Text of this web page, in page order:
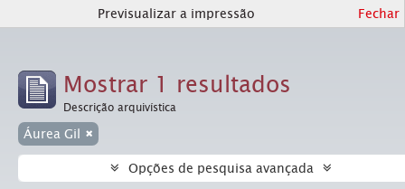
Previsualizar a impressão Fechar
Mostrar 1 resultados
Descrição arquivística
Áurea Gil
Opções de pesquisa avançada